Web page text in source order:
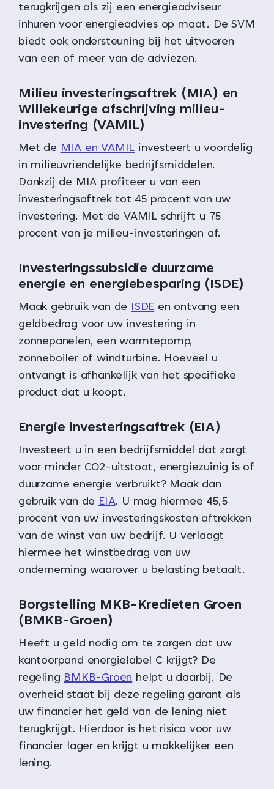
terugkrijgen als zij een energieadviseur
inhuren voor energieadvies op maat. De SVM
biedt ook ondersteuning bij het uitvoeren
van een of meer van de adviezen.
Milieu investeringsaftrek (MIA) en
Willekeurige afschrijving milieu-
investering (VAMIL)
Met de MIA en VAMIL investeert u voordelig
in milieuvriendelijke bedrijfsmiddelen.
Dankzij de MIA profiteer u van een
investeringsaftrek tot 45 procent van uw
investering. Met de VAMIL schrijft u 75
procent van je milieu-investeringen af.
Investeringssubsidie duurzame
energie en energiebesparing (ISDE)
Maak gebruik van de ISDE en ontvang een
geldbedrag voor uw investering in
zonnepanelen, een warmtepomp,
zonneboiler of windturbine. Hoeveel u
ontvangt is afhankelijk van het specifieke
product dat u koopt.
Energie investeringsaftrek (EIA)
Investeert u in een bedrijfsmiddel dat zorgt
voor minder CO2-uitstoot, energiezuinig is of
duurzame energie verbruikt? Maak dan
gebruik van de EIA. U mag hiermee 45,5
procent van uw investeringskosten aftrekken
van de winst van uw bedrijf. U verlaagt
hiermee het winstbedrag van uw
onderneming waarover u belasting betaalt.
Borgstelling MKB-Kredieten Groen
(BMKB-Groen)
Heeft u geld nodig om te zorgen dat uw
kantoorpand energielabel C krijgt? De
regeling BMKB-Groen helpt u daarbij. De
overheid staat bij deze regeling garant als
uw financier het geld van de lening niet
terugkrijgt. Hierdoor is het risico voor uw
financier lager en krijgt u makkelijker een
lening.